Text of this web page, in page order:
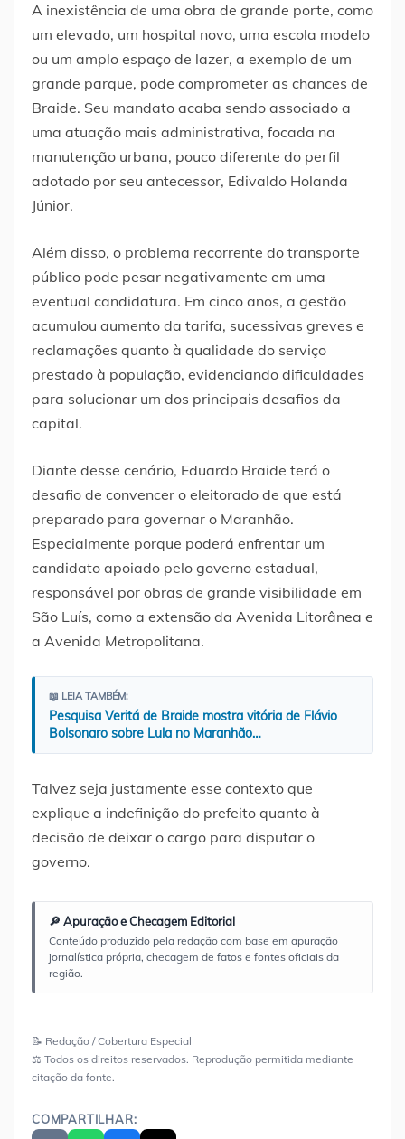
A inexistência de uma obra de grande porte, como
um elevado, um hospital novo, uma escola modelo
ou um amplo espaço de lazer, a exemplo de um
grande parque, pode comprometer as chances de
Braide. Seu mandato acaba sendo associado a
uma atuação mais administrativa, focada na
manutenção urbana, pouco diferente do perfil
adotado por seu antecessor, Edivaldo Holanda
Júnior.
Além disso, o problema recorrente do transporte
público pode pesar negativamente em uma
eventual candidatura. Em cinco anos, a gestão
acumulou aumento da tarifa, sucessivas greves e
reclamações quanto à qualidade do serviço
prestado à população, evidenciando dificuldades
para solucionar um dos principais desafios da
capital.
Diante desse cenário, Eduardo Braide terá o
desafio de convencer o eleitorado de que está
preparado para governar o Maranhão.
Especialmente porque poderá enfrentar um
candidato apoiado pelo governo estadual,
responsável por obras de grande visibilidade em
São Luís, como a extensão da Avenida Litorânea e
a Avenida Metropolitana.
📖 LEIA TAMBÉM:
Pesquisa Veritá de Braide mostra vitória de Flávio
Bolsonaro sobre Lula no Maranhão…
Talvez seja justamente esse contexto que
explique a indefinição do prefeito quanto à
decisão de deixar o cargo para disputar o
governo.
🔎 Apuração e Checagem Editorial
Conteúdo produzido pela redação com base em apuração
jornalística própria, checagem de fatos e fontes oficiais da
região.
📝 Redação / Cobertura Especial
⚖️ Todos os direitos reservados. Reprodução permitida mediante
citação da fonte.
COMPARTILHAR: